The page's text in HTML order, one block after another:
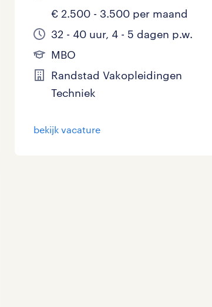
€ 2.500 - 3.500 per maand
32 - 40 uur, 4 - 5 dagen p.w.
MBO
Randstad Vakopleidingen
Techniek
bekijk vacature